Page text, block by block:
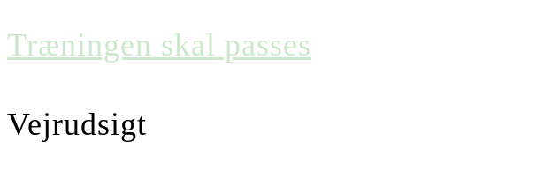
Træningen skal passes
Vejrudsigt